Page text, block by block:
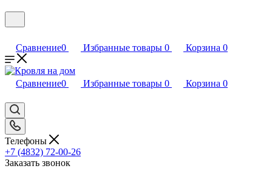
Сравнение0 Избранные товары 0 Корзина 0
Сравнение0 Избранные товары 0 Корзина 0
Телефоны
+7 (4832) 72-00-26
Заказать звонок